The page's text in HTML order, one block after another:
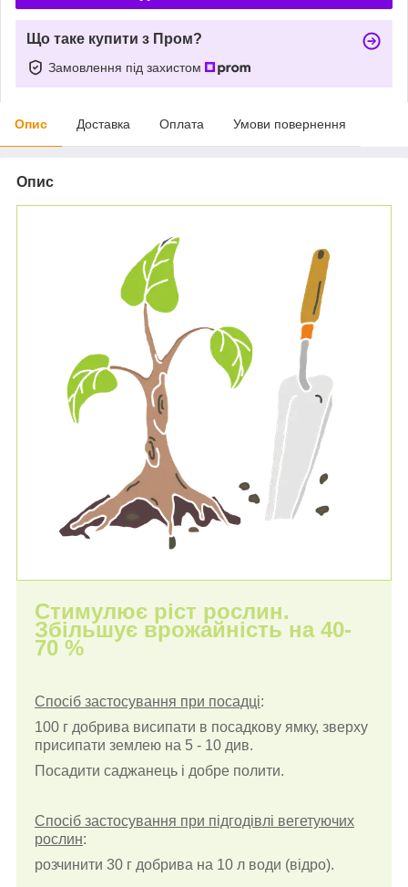
Що таке купити з Пром?
Замовлення під захистом
Опис Доставка Оплата Умови повернення
Опис
Стимулює ріст рослин.
Збільшує врожайність на 40-
70 %
Спосіб застосування при посадці:
100 г добрива висипати в посадкову ямку, зверху
присипати землею на 5 - 10 див.
Посадити саджанець і добре полити.
Спосіб застосування при підгодівлі вегетуючих
рослин:
розчинити 30 г добрива на 10 л води (відро).